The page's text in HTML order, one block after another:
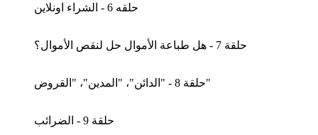
حلقه 6 - الشراء اونلاين
حلقة 7 - هل طباعة الأموال حل لنقص الأموال؟
حلقة 8 - "الدائن"، "المدين"، "القروض"
حلقة 9 - الضرائب